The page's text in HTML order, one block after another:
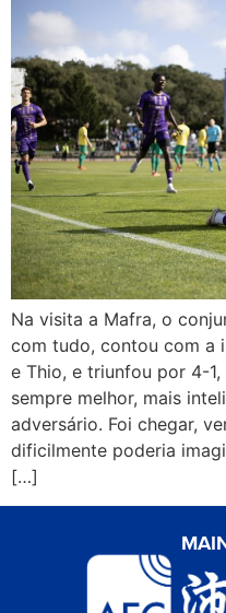
Na visita a Mafra, o
com tudo, contou com a
e Thio, e triunfou por 4-
sempre melhor, mais
adversário. Foi chegar,
dificilmente poderia
[…]